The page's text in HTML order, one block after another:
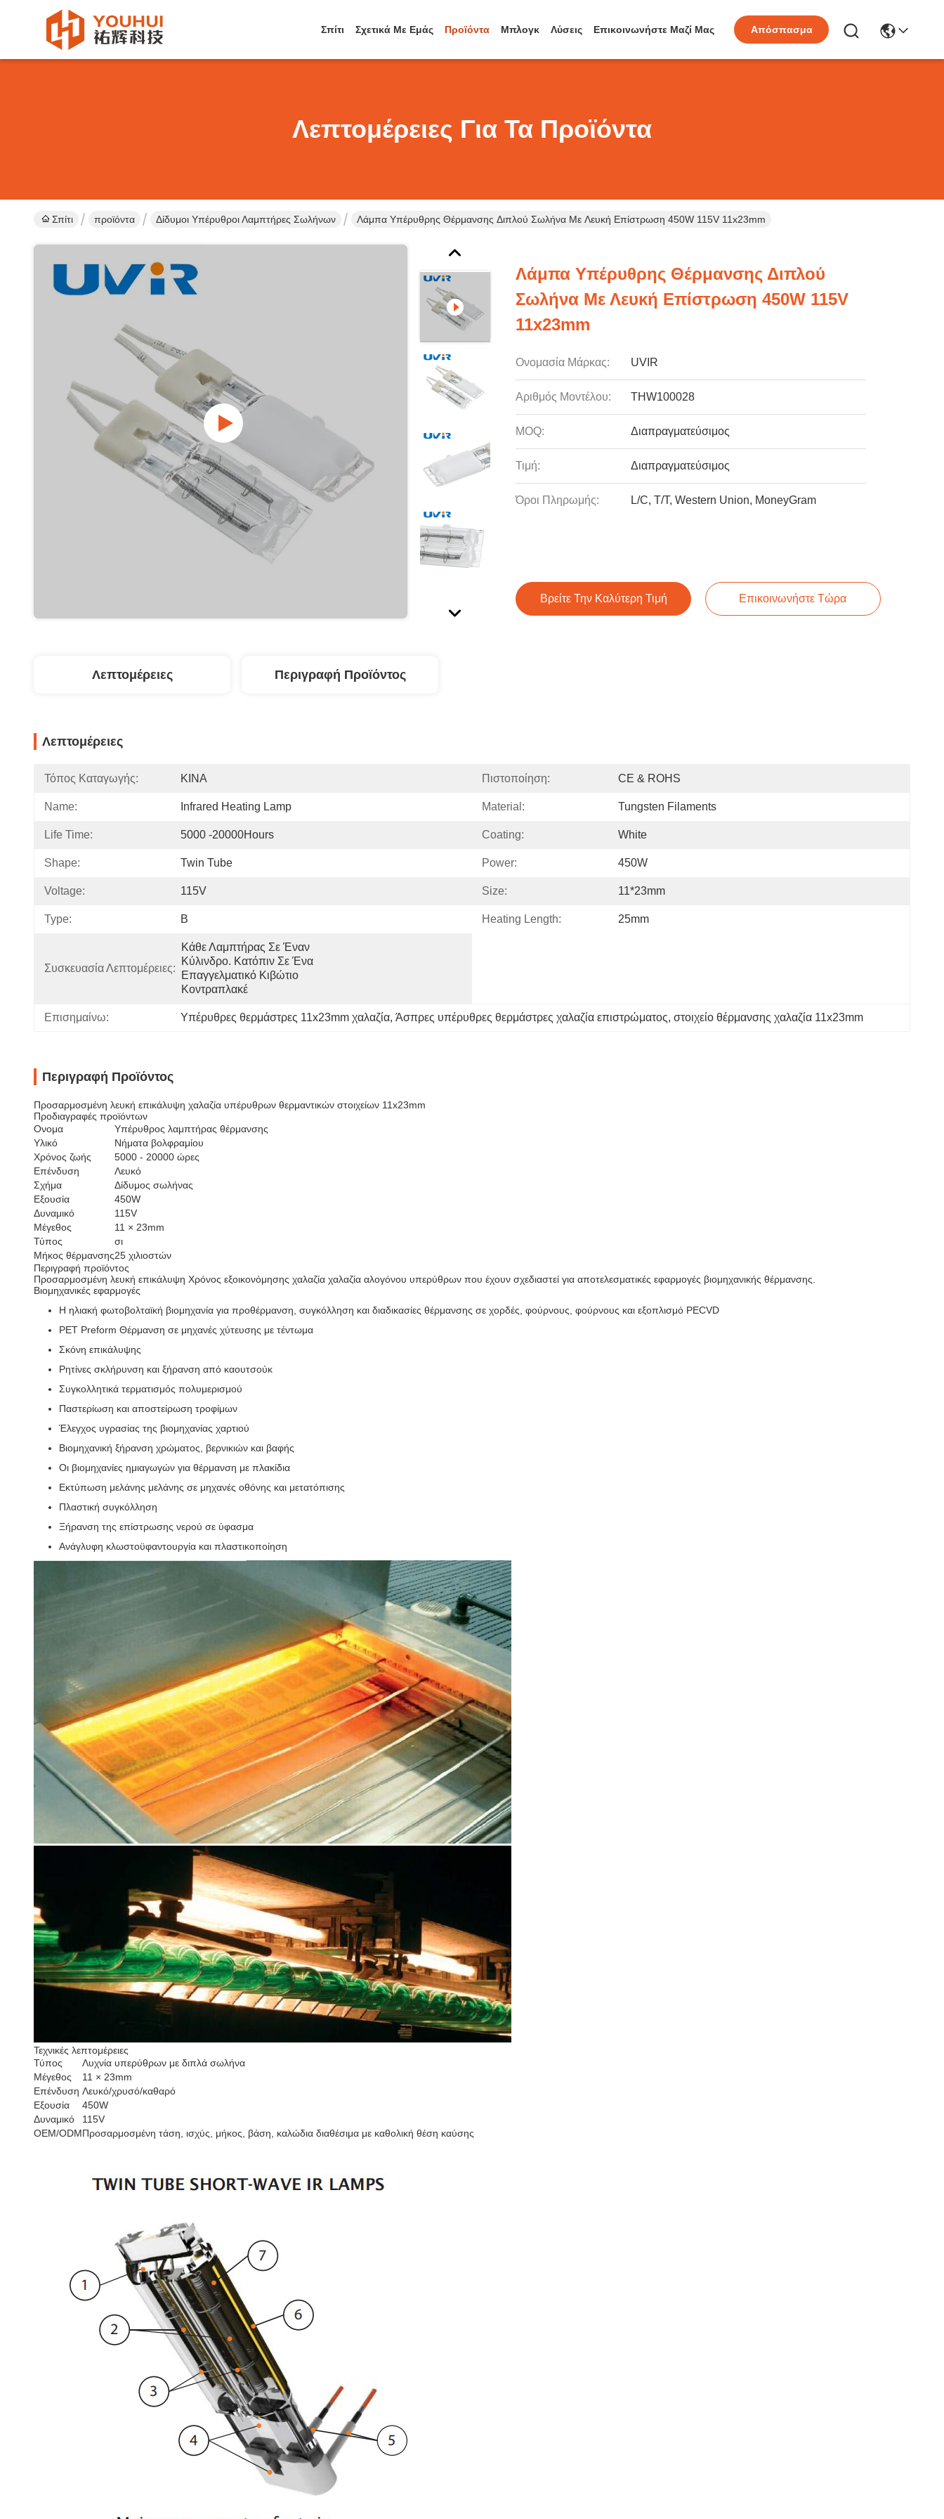
Σπίτι Σχετικά Με Εμάς Προϊόντα Μπλογκ Λύσεις Επικοινωνήστε Μαζί Μας Απόσπασμα
Λεπτομέρειες Για Τα Προϊόντα
Σπίτι προϊόντα Δίδυμοι Υπέρυθροι Λαμπτήρες Σωλήνων Λάμπα Υπέρυθρης Θέρμανσης Διπλού Σωλήνα Με Λευκή Επίστρωση 450W 115V 11x23mm
Λάμπα Υπέρυθρης Θέρμανσης Διπλού
Σωλήνα Με Λευκή Επίστρωση 450W 115V
11x23mm
Ονομασία Μάρκας: UVIR
Αριθμός Μοντέλου: THW100028
MOQ: Διαπραγματεύσιμος
Τιμή: Διαπραγματεύσιμος
Όροι Πληρωμής: L/C, T/T, Western Union, MoneyGram
Βρείτε Την Καλύτερη Τιμή Επικοινωνήστε Τώρα
Λεπτομέρειες Περιγραφή Προϊόντος
Λεπτομέρειες
Τόπος Καταγωγής: ΚΙΝΑ Πιστοποίηση: CE & ROHS
Name: Infrared Heating Lamp Material: Tungsten Filaments
Life Time: 5000 -20000Hours Coating: White
Shape: Twin Tube Power: 450W
Voltage: 115V Size: 11*23mm
Type: B Heating Length: 25mm
Συσκευασία Λεπτομέρειες:
Κάθε Λαμπτήρας Σε Έναν
Κύλινδρο. Κατόπιν Σε Ένα
Επαγγελματικό Κιβώτιο
Κοντραπλακέ
Επισημαίνω: Υπέρυθρες θερμάστρες 11x23mm χαλαζία, Άσπρες υπέρυθρες θερμάστρες χαλαζία επιστρώματος, στοιχείο θέρμανσης χαλαζία 11x23mm
Περιγραφή Προϊόντος
Προσαρμοσμένη λευκή επικάλυψη χαλαζία υπέρυθρων θερμαντικών στοιχείων 11x23mm
Προδιαγραφές προϊόντων
Ονομα
Υπέρυθρος λαμπτήρας θέρμανσης
Υλικό
Νήματα βολφραμίου
Χρόνος ζωής
5000 - 20000 ώρες
Επένδυση
Λευκό
Σχήμα
Δίδυμος σωλήνας
Εξουσία
450W
Δυναμικό
115V
Μέγεθος
11 × 23mm
Τύπος
σι
Μήκος θέρμανσης25 χιλιοστών
Περιγραφή προϊόντος
Προσαρμοσμένη λευκή επικάλυψη Χρόνος εξοικονόμησης χαλαζία χαλαζία αλογόνου υπερύθρων που έχουν σχεδιαστεί για αποτελεσματικές εφαρμογές βιομηχανικής θέρμανσης.
Βιομηχανικές εφαρμογές
Η ηλιακή φωτοβολταϊκή βιομηχανία για προθέρμανση, συγκόλληση και διαδικασίες θέρμανσης σε χορδές, φούρνους, φούρνους και εξοπλισμό PECVD
PET Preform Θέρμανση σε μηχανές χύτευσης με τέντωμα
Σκόνη επικάλυψης
Ρητίνες σκλήρυνση και ξήρανση από καουτσούκ
Συγκολλητικά τερματισμός πολυμερισμού
Παστερίωση και αποστείρωση τροφίμων
Έλεγχος υγρασίας της βιομηχανίας χαρτιού
Βιομηχανική ξήρανση χρώματος, βερνικιών και βαφής
Οι βιομηχανίες ημιαγωγών για θέρμανση με πλακίδια
Εκτύπωση μελάνης μελάνης σε μηχανές οθόνης και μετατόπισης
Πλαστική συγκόλληση
Ξήρανση της επίστρωσης νερού σε ύφασμα
Ανάγλυφη κλωστοϋφαντουργία και πλαστικοποίηση
Τεχνικές λεπτομέρειες
Τύπος
Λυχνία υπερύθρων με διπλά σωλήνα
Μέγεθος
11 × 23mm
Επένδυση Λευκό/χρυσό/καθαρό
Εξουσία
450W
Δυναμικό
115V
OEM/ODMΠροσαρμοσμένη τάση, ισχύς, μήκος, βάση, καλώδια διαθέσιμα με καθολική θέση καύσης